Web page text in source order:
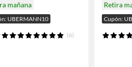
mañana
UBERMANN10
(6)
Retira
Cupón: